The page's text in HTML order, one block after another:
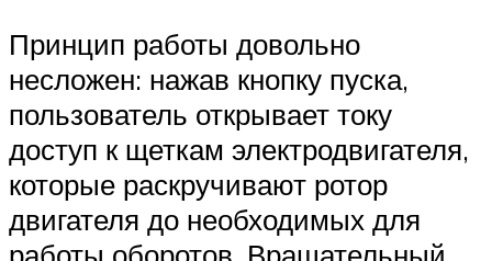
Принцип работы довольно
несложен: нажав кнопку пуска,
пользователь открывает току
доступ к щеткам электродвигателя,
которые раскручивают ротор
двигателя до необходимых для